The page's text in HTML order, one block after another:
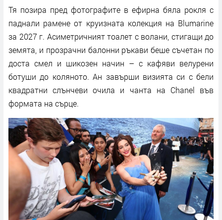
Тя позира пред фотографите в ефирна бяла рокля с
паднали рамене от круизната колекция на Blumarine
за 2027 г. Асиметричният тоалет с волани, стигащи до
земята, и прозрачни балонни ръкави беше съчетан по
доста смел и шикозен начин – с кафяви велурени
ботуши до коляното. Ан завърши визията си с бели
квадратни слънчеви очила и чанта на Chanel във
формата на сърце.